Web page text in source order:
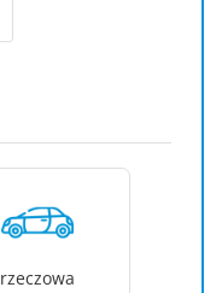
rzeczowa